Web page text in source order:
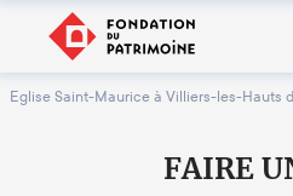
Eglise Saint-Maurice à Villiers-les-Hauts
FAIRE